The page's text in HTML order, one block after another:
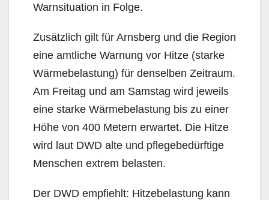
Warnsituation in Folge.
Zusätzlich gilt für Arnsberg und die Region
eine amtliche Warnung vor Hitze (starke
Wärmebelastung) für denselben Zeitraum.
Am Freitag und am Samstag wird jeweils
eine starke Wärmebelastung bis zu einer
Höhe von 400 Metern erwartet. Die Hitze
wird laut DWD alte und pflegebedürftige
Menschen extrem belasten.
Der DWD empfiehlt: Hitzebelastung kann